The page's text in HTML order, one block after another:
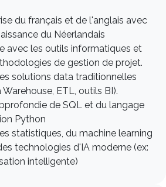
du français et de l'anglais avec
du Néerlandais
avec les outils informatiques et
de gestion de projet.
solutions data traditionnelles
ETL, outils BI).
de SQL et du langage
Python
statistiques, du machine learning
technologies d'IA moderne (ex:
intelligente)